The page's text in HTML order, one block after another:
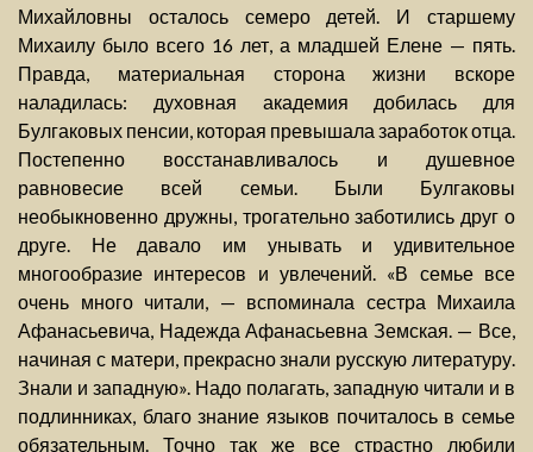
Михайловны осталось семеро детей. И старшему
Михаилу было всего 16 лет, а младшей Елене — пять.
Правда, материальная сторона жизни вскоре
наладилась: духовная академия добилась для
Булгаковых пенсии, которая превышала заработок отца.
Постепенно восстанавливалось и душевное
равновесие всей семьи. Были Булгаковы
необыкновенно дружны, трогательно заботились друг о
друге. Не давало им унывать и удивительное
многообразие интересов и увлечений. «В семье все
очень много читали, — вспоминала сестра Михаила
Афанасьевича, Надежда Афанасьевна Земская. — Все,
начиная с матери, прекрасно знали русскую литературу.
Знали и западную». Надо полагать, западную читали и в
подлинниках, благо знание языков почиталось в семье
обязательным. Точно так же все страстно любили